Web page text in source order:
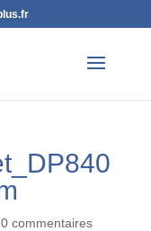
0 commentaires